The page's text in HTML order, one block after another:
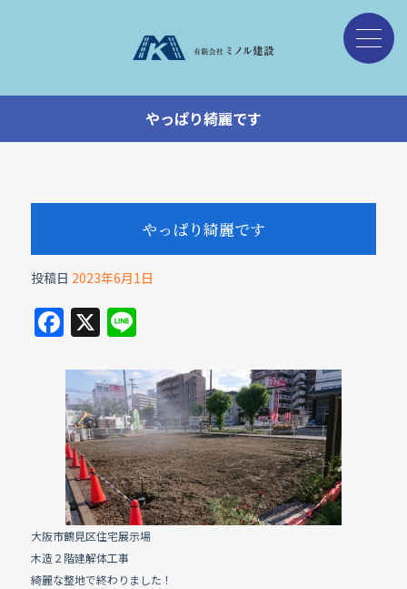
やっぱり綺麗です
やっぱり綺麗です
投稿日 2023年6月1日
F
a
c
e
b
o
o
k
X Li
e
大阪市鶴見区住宅展示場
木造２階建解体工事
綺麗な整地で終わりました！